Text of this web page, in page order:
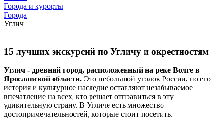
Города и курорты
Города
Углич
15 лучших экскурсий по Угличу и окрестностям
Углич - древний город, расположенный на реке Волге в
Ярославской области. Это небольшой уголок России, но его
история и культурное наследие оставляют незабываемое
впечатление на всех, кто решает отправиться в эту
удивительную страну. В Угличе есть множество
достопримечательностей, которые стоит посетить.